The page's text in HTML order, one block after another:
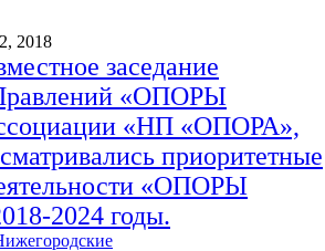
2018
заседание
«ОПОРЫ
«НП «ОПОРА»,
приоритетные
«ОПОРЫ
2024 годы.